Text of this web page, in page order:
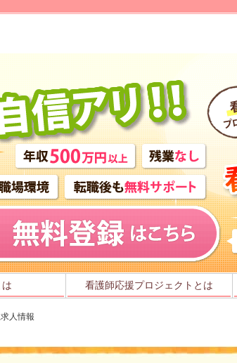
看護師応援プロジェクトとは
人情報